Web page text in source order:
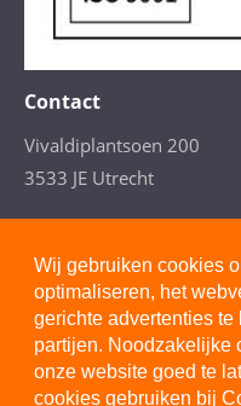
Contact
Vivaldiplantsoen 200
3533 JE Utrecht
(Arbeidsdeskundig advies)
Privacystatement
Wij gebruiken cookies
optimaliseren, het
gerichte advertenties
partijen. Noodzakelijke
onze website goed te
cookies gebruiken bij